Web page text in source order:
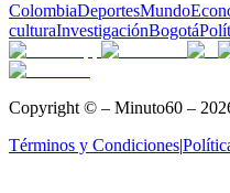
ColombiaDeportesMundo
culturaInvestigaciónBogotá
Copyright © – Minuto60 –
Términos y Condiciones|